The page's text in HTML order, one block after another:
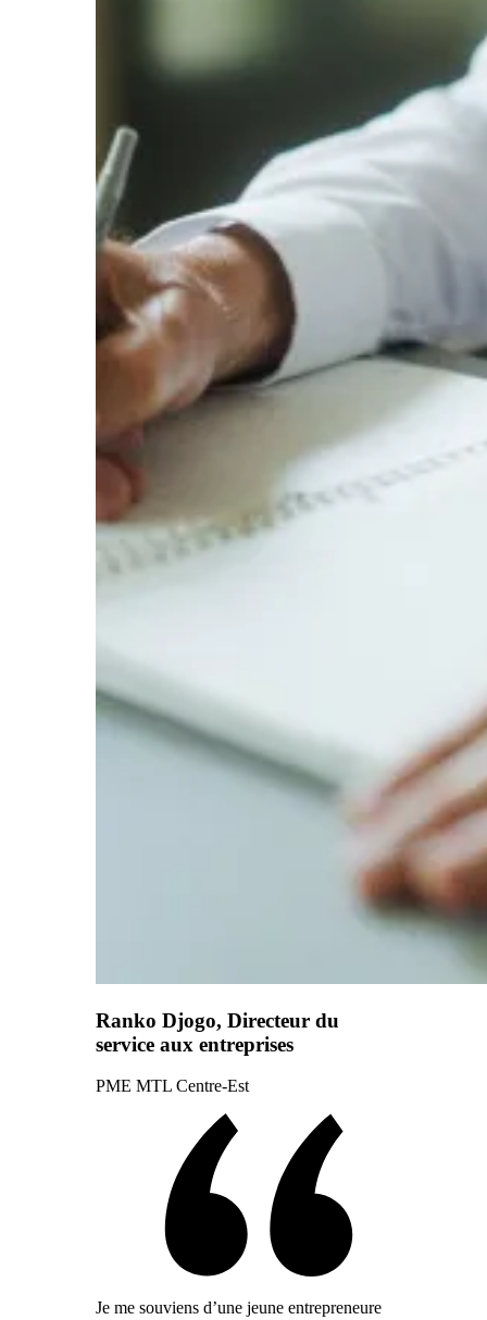
Ranko Djogo, Directeur du
service aux entreprises
PME MTL Centre-Est
Je me souviens d’une jeune entrepreneure